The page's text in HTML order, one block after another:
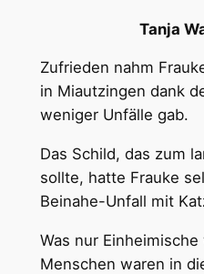
Tanja
Zufrieden nahm
in Miautzingen dank
weniger Unfälle gab.
Das Schild, das zum
sollte, hatte Frauke
Beinahe-Unfall mit
Was nur
Menschen waren in